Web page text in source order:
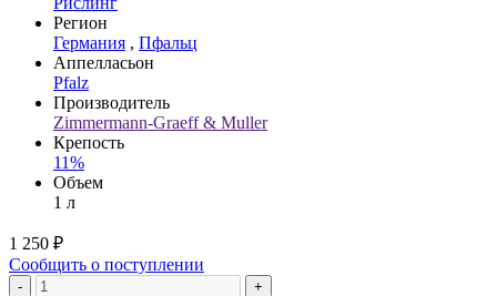
Регион
Германия , Пфальц
Аппелласьон
Pfalz
Производитель
Zimmermann-Graeff & Muller
Крепость
11%
Объем
1 л
1 250 ₽
Сообщить о поступлении
- +